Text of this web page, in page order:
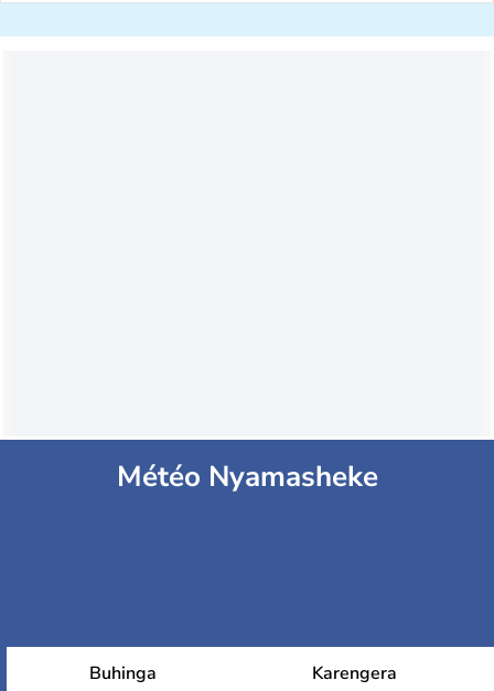
Météo Nyamasheke
Buhinga Karengera